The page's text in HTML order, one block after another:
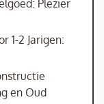
Plezier
1-2 Jarigen:
en Oud